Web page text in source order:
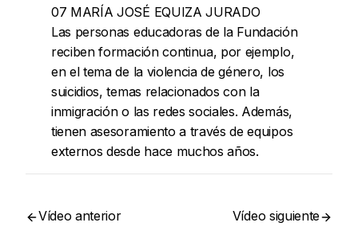
07 MARÍA JOSÉ EQUIZA JURADO
Las personas educadoras de la Fundación
reciben formación continua, por ejemplo,
en el tema de la violencia de género, los
suicidios, temas relacionados con la
inmigración o las redes sociales. Además,
tienen asesoramiento a través de equipos
externos desde hace muchos años.
Vídeo anterior Vídeo siguiente